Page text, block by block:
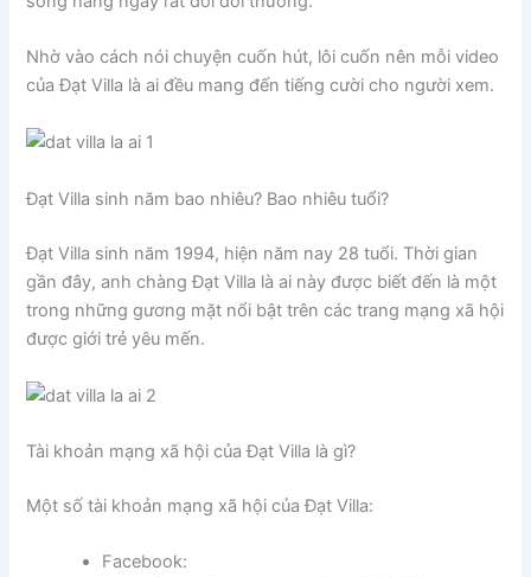
Nhờ vào cách nói chuyện cuốn hút, lôi cuốn nên mỗi video
của Đạt Villa là ai đều mang đến tiếng cười cho người xem.
Đạt Villa sinh năm bao nhiêu? Bao nhiêu tuổi?
Đạt Villa sinh năm 1994, hiện năm nay 28 tuổi. Thời gian
gần đây, anh chàng Đạt Villa là ai này được biết đến là một
trong những gương mặt nổi bật trên các trang mạng xã hội
được giới trẻ yêu mến.
Tài khoản mạng xã hội của Đạt Villa là gì?
Một số tài khoản mạng xã hội của Đạt Villa:
Facebook: